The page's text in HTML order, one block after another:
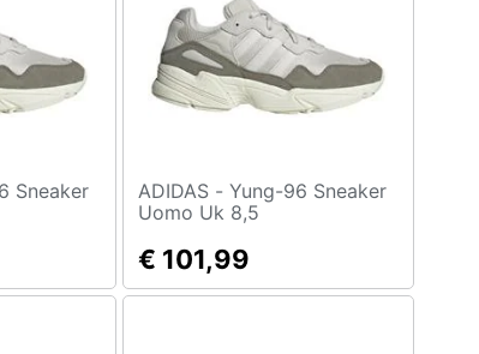
ADIDAS - Yung-96 Sneaker
Uomo Uk 8,5
€ 101,99